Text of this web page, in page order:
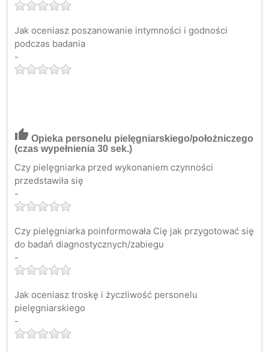
Jak oceniasz poszanowanie intymności i godności
podczas badania
-
thumb_up Opieka personelu pielęgniarskiego/położniczego
(czas wypełnienia 30 sek.)
Czy pielęgniarka przed wykonaniem czynności
przedstawiła się
-
Czy pielęgniarka poinformowała Cię jak przygotować się
do badań diagnostycznych/zabiegu
-
Jak oceniasz troskę i życzliwość personelu
pielęgniarskiego
-